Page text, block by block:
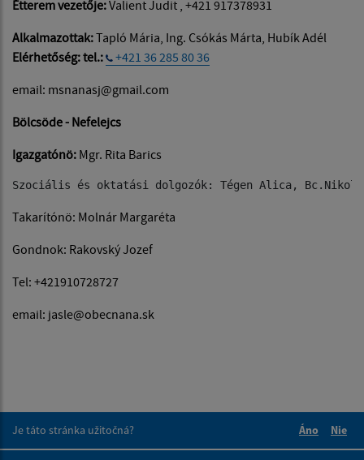
Étterem vezetője:Valient Judit , +421 917378931
Alkalmazottak:Tapló Mária, Ing. Csókás Márta, Hubík Adél
Elérhetőség:tel.:
+421 36 285 80 36
email: msnanasj@gmail.com
Bölcsöde - Nefelejcs
Igazgatónö: Mgr. Rita Barics
Szociális és oktatási dolgozók: Tégen Alica,
Takarítónö: Molnár Margaréta
Gondnok: Rakovský Jozef
Tel: +421910728727
email: jasle@obecnana.sk
Je táto stránka užitočná?
Áno
Nie